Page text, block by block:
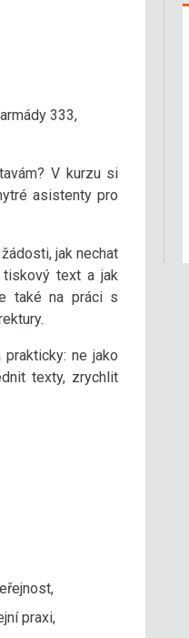
333,
V kurzu si
asistenty pro
jak nechat
tiskový text a jak
také na práci s
ne jako
texty, zrychlit
praxi,